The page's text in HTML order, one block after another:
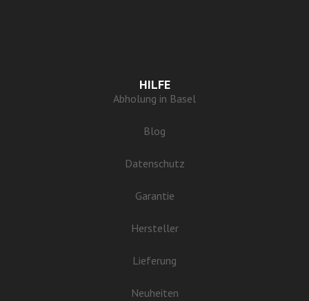
HILFE
Abholung in Basel
Blog
Datenschutz
Garantie
Hersteller
Lieferung
Neuheiten